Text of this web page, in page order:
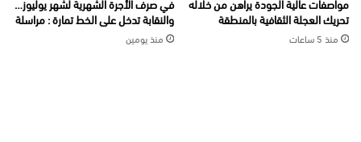
تحريك العجلة الثقافية بالمنطقة
منذ 5 ساعات
والنقابة تدخل على الخط تمارة : مراسلة
منذ يومين